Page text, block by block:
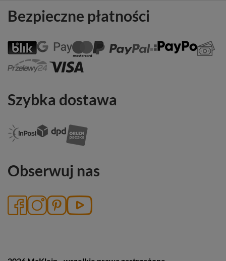
Bezpieczne płatności
Szybka dostawa
Obserwuj nas